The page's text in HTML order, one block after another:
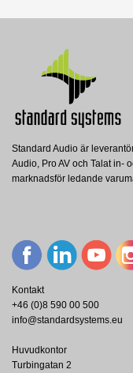
GT-NSP-L
Visa
Standard Audio är
Audio, Pro AV och Talat in-
marknadsför ledande
Kontakt
+46 (0)8 590 00 500
info@standardsystems.eu
Huvudkontor
Turbingatan 2